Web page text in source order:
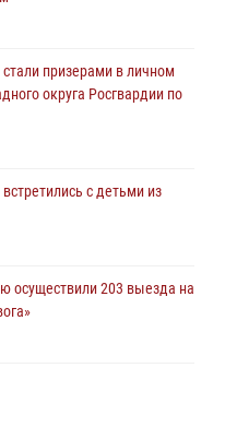
призерами в личном
округа Росгвардии по
с детьми из
осуществили 203 выезда на